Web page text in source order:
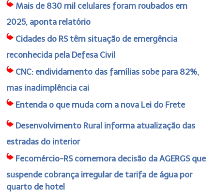
Mais de 830 mil celulares foram roubados em
2025, aponta relatório
Cidades do RS têm situação de emergência
reconhecida pela Defesa Civil
CNC: endividamento das famílias sobe para 82%,
mas inadimplência cai
Entenda o que muda com a nova Lei do Frete
Desenvolvimento Rural informa atualização das
estradas do interior
Fecomércio-RS comemora decisão da AGERGS que
suspende cobrança irregular de tarifa de água por
quarto de hotel